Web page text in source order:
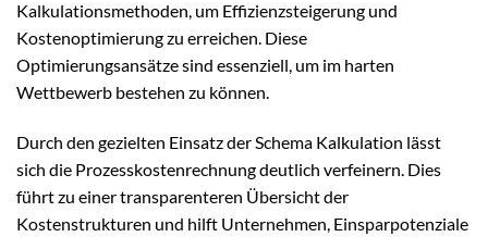
Kalkulationsmethoden, um Effizienzsteigerung und
Kostenoptimierung zu erreichen. Diese
Optimierungsansätze sind essenziell, um im harten
Wettbewerb bestehen zu können.
Durch den gezielten Einsatz der Schema Kalkulation lässt
sich die Prozesskostenrechnung deutlich verfeinern. Dies
führt zu einer transparenteren Übersicht der
Kostenstrukturen und hilft Unternehmen, Einsparpotenziale